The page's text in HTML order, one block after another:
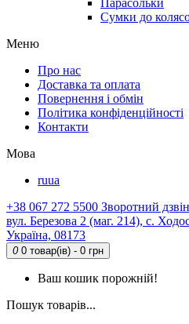
Парасольки
Сумки до
Меню
Про нас
Доставка та оплата
Повернення і обмін
Політика конфіденційності
Контакти
Мова
ruua
+38 067 272 5500 Зворотний
вул. Березова 2 (маг. 214), с.
Україна, 08173
0 0 товар(ів) - 0 грн
Ваш кошик порожній!
Пошук товарів...